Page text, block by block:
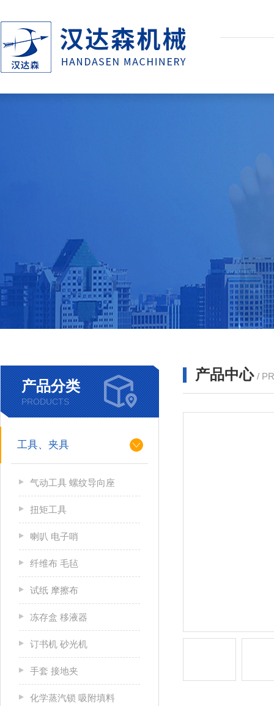
产品分类
PRODUCTS
工具、夹具
气动工具 螺纹导向座
扭矩工具
喇叭 电子哨
纤维布 毛毡
试纸 摩擦布
冻存盒 移液器
订书机 砂光机
手套 接地夹
化学蒸汽锁 吸附填料
产品中心 /